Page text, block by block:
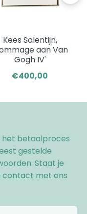
Kees Salentijn,
aan Van
Gogh IV'
€400,00
het betaalproces
gestelde
Staat je
contact met ons